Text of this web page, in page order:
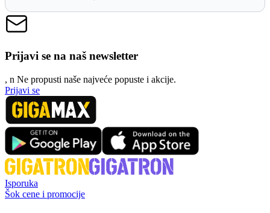
Prijavi se na naš newsletter
, n Ne propusti naše najveće popuste i akcije.
Prijavi se
Isporuka
Šok cene i promocije